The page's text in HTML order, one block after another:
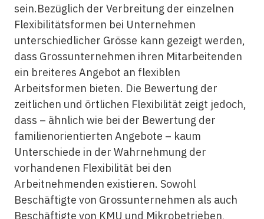
sein.Bezüglich der Verbreitung der einzelnen
Flexibilitätsformen bei Unternehmen
unterschiedlicher Grösse kann gezeigt werden,
dass Grossunternehmen ihren Mitarbeitenden
ein breiteres Angebot an flexiblen
Arbeitsformen bieten. Die Bewertung der
zeitlichen und örtlichen Flexibilität zeigt jedoch,
dass – ähnlich wie bei der Bewertung der
familienorientierten Angebote – kaum
Unterschiede in der Wahrnehmung der
vorhandenen Flexibilität bei den
Arbeitnehmenden existieren. Sowohl
Beschäftigte von Grossunternehmen als auch
Beschäftigte von KMU und Mikrobetrieben,